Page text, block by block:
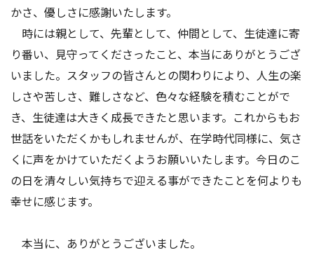
かさ、優しさに感謝いたします。
時には親として、先輩として、仲間として、生徒達に寄
り番い、見守ってくださったこと、本当にありがとうござ
いました。スタッフの皆さんとの関わりにより、人生の楽
しさや苦しさ、難しさなど、色々な経験を積むことがで
き、生徒達は大きく成長できたと思います。これからもお
世話をいただくかもしれませんが、在学時代同様に、気さ
くに声をかけていただくようお願いいたします。今日のこ
の日を清々しい気持ちで迎える事ができたことを何よりも
幸せに感じます。
本当に、ありがとうございました。